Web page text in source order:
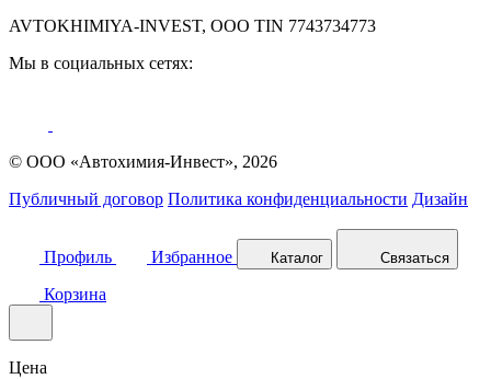
AVTOKHIMIYA-INVEST, OOO TIN 7743734773
Мы в социальных сетях:
© ООО «Автохимия-Инвест», 2026
Публичный договор Политика конфиденциальности Дизайн
Профиль Избранное Каталог Связаться
Корзина
Цена